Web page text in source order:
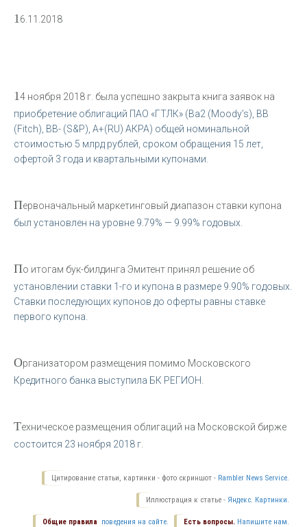
1 6.11.2018
14 ноября 2018 г. была успешно закрыта книга заявок на
приобретение облигаций ПАО «ГТЛК» (Bа2 (Moody’s), BB
(Fitch), BВ- (S&P), А+(RU) АКРА) общей номинальной
стоимостью 5 млрд рублей, сроком обращения 15 лет,
офертой 3 года и квартальными купонами.
Первоначальный маркетинговый диапазон ставки купона
был установлен на уровне 9.79% — 9.99% годовых.
По итогам бук-билдинга Эмитент принял решение об
установлении ставки 1-го и купона в размере 9.90% годовых.
Ставки последующих купонов до оферты равны ставке
первого купона.
Организатором размещения помимо Московского
Кредитного банка выступила БК РЕГИОН.
Техническое размещения облигаций на Московской бирже
состоится 23 ноября 2018 г.
Цитирование статьи, картинки - фото скриншот - Rambler News Service.
Иллюстрация к статье - Яндекс. Картинки.
Есть вопросы. Напишите нам.
Общие правила поведения на сайте.